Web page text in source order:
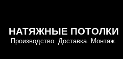
НАТЯЖНЫЕ ПОТОЛКИ
Производство. Доставка. Монтаж.